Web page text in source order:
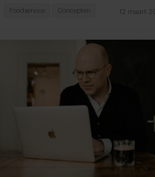
12 maart
Foodservice Concepten